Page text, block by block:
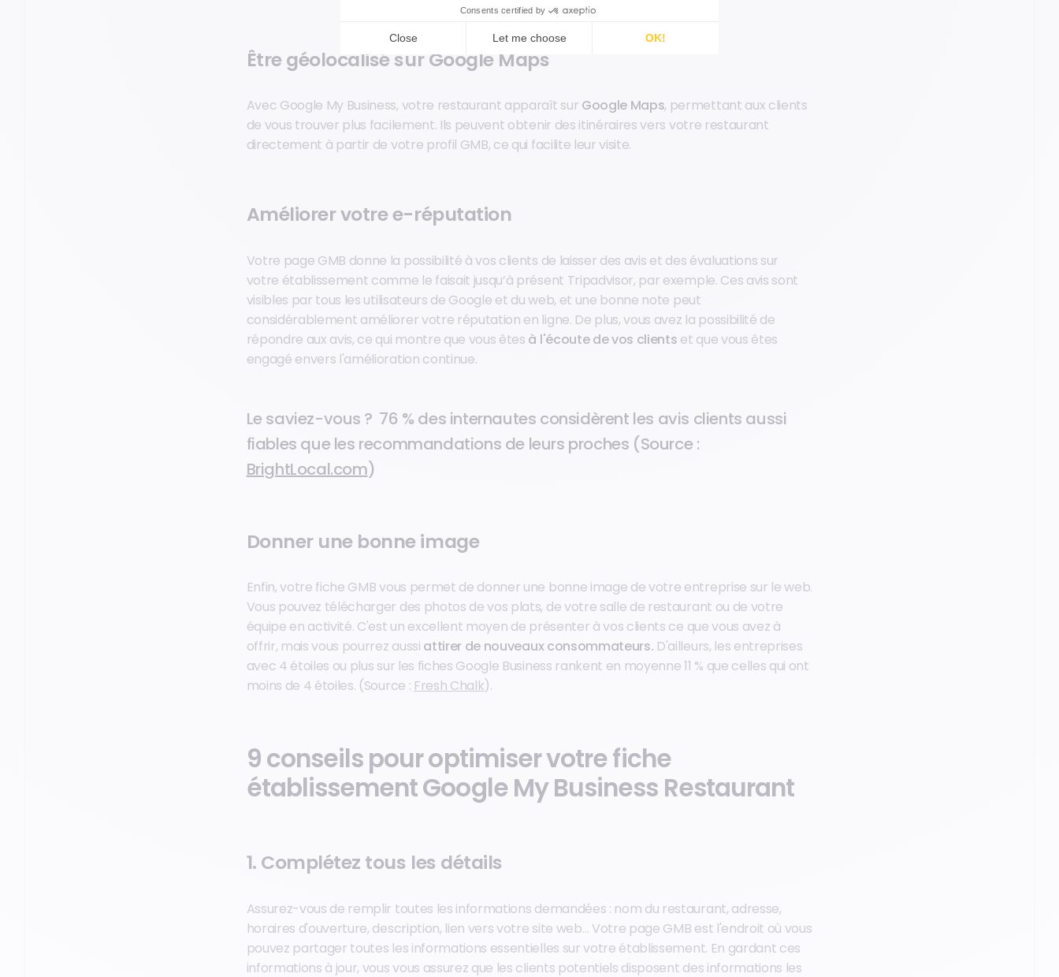
Être géolocalisé sur Google Maps
Avec Google My Business, votre restaurant apparaît sur Google Maps, permettant aux clients
de vous trouver plus facilement. Ils peuvent obtenir des itinéraires vers votre restaurant
directement à partir de votre profil GMB, ce qui facilite leur visite.
Améliorer votre e-réputation
Votre page GMB donne la possibilité à vos clients de laisser des avis et des évaluations sur
votre établissement comme le faisait jusqu’à présent Tripadvisor, par exemple. Ces avis sont
visibles par tous les utilisateurs de Google et du web, et une bonne note peut
considérablement améliorer votre réputation en ligne. De plus, vous avez la possibilité de
répondre aux avis, ce qui montre que vous êtes à l'écoute de vos clients et que vous êtes
engagé envers l'amélioration continue.
Le saviez-vous ? 76 % des internautes considèrent les avis clients aussi
fiables que les recommandations de leurs proches (Source :
BrightLocal.com)
Donner une bonne image
Enfin, votre fiche GMB vous permet de donner une bonne image de votre entreprise sur le web.
Vous pouvez télécharger des photos de vos plats, de votre salle de restaurant ou de votre
équipe en activité. C'est un excellent moyen de présenter à vos clients ce que vous avez à
offrir, mais vous pourrez aussi attirer de nouveaux consommateurs. D'ailleurs, les entreprises
avec 4 étoiles ou plus sur les fiches Google Business rankent en moyenne 11 % que celles qui ont
moins de 4 étoiles. (Source : Fresh Chalk).
9 conseils pour optimiser votre fiche
établissement Google My Business Restaurant
1. Complétez tous les détails
Assurez-vous de remplir toutes les informations demandées : nom du restaurant, adresse,
horaires d'ouverture, description, lien vers votre site web… Votre page GMB est l'endroit où vous
pouvez partager toutes les informations essentielles sur votre établissement. En gardant ces
informations à jour, vous vous assurez que les clients potentiels disposent des informations les